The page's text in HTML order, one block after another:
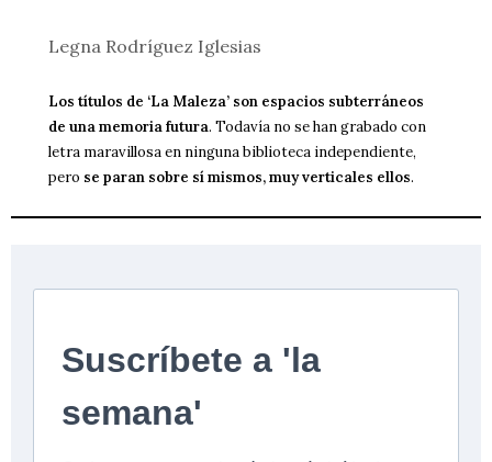
Legna Rodríguez Iglesias
Los títulos de ‘La Maleza’ son espacios subterráneos
de una memoria futura. Todavía no se han grabado con
letra maravillosa en ninguna biblioteca independiente,
pero se paran sobre sí mismos, muy verticales ellos.